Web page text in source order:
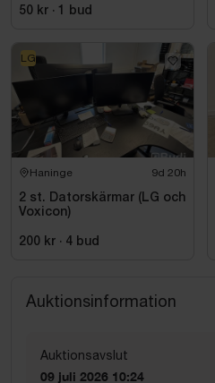
50 kr · 1 bud
Haninge 9d 20h
2 st. Datorskärmar (LG och
Voxicon)
200 kr · 4 bud
LG
Auktionsinformation
Auktionsavslut
09 juli 2026 10:24